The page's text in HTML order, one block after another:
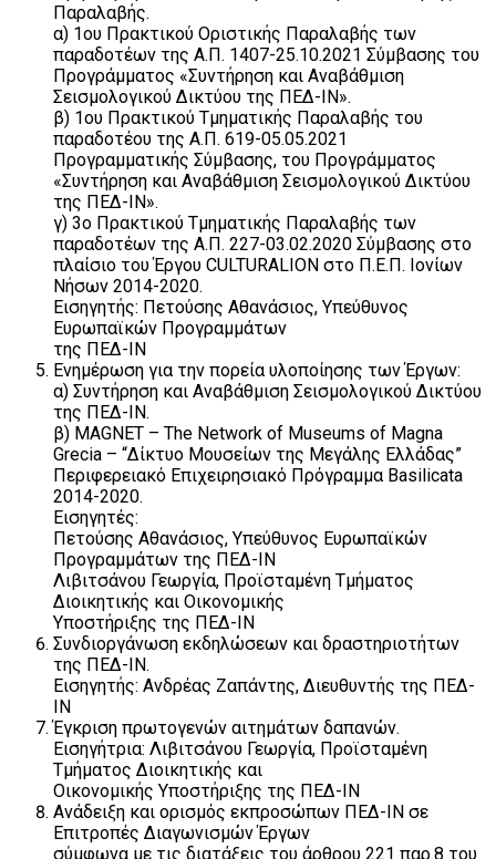
Παραλαβής.
α) 1ου Πρακτικού Οριστικής Παραλαβής των
παραδοτέων της Α.Π. 1407-25.10.2021 Σύμβασης του
Προγράμματος «Συντήρηση και Αναβάθμιση
Σεισμολογικού Δικτύου της ΠΕΔ-ΙΝ».
β) 1ου Πρακτικού Τμηματικής Παραλαβής του
παραδοτέου της Α.Π. 619-05.05.2021
Προγραμματικής Σύμβασης, του Προγράμματος
«Συντήρηση και Αναβάθμιση Σεισμολογικού Δικτύου
της ΠΕΔ-ΙΝ».
γ) 3ο Πρακτικού Τμηματικής Παραλαβής των
παραδοτέων της Α.Π. 227-03.02.2020 Σύμβασης στο
πλαίσιο του Έργου CULTURALION στο Π.Ε.Π. Ιονίων
Νήσων 2014-2020.
Εισηγητής: Πετούσης Αθανάσιος, Υπεύθυνος
Ευρωπαϊκών Προγραμμάτων
της ΠΕΔ-ΙΝ
Ενημέρωση για την πορεία υλοποίησης των Έργων:
α) Συντήρηση και Αναβάθμιση Σεισμολογικού Δικτύου
της ΠΕΔ-ΙΝ.
β) MAGNET – The Network of Museums of Magna
Grecia – “Δίκτυο Μουσείων της Μεγάλης Ελλάδας”
Περιφερειακό Επιχειρησιακό Πρόγραμμα Basilicata
2014-2020.
Εισηγητές:
Πετούσης Αθανάσιος, Υπεύθυνος Ευρωπαϊκών
Προγραμμάτων της ΠΕΔ-ΙΝ
Λιβιτσάνου Γεωργία, Προϊσταμένη Τμήματος
Διοικητικής και Οικονομικής
Υποστήριξης της ΠΕΔ-ΙΝ
Συνδιοργάνωση εκδηλώσεων και δραστηριοτήτων
της ΠΕΔ-ΙΝ.
Εισηγητής: Ανδρέας Ζαπάντης, Διευθυντής της ΠΕΔ-
ΙΝ
Έγκριση πρωτογενών αιτημάτων δαπανών.
Εισηγήτρια: Λιβιτσάνου Γεωργία, Προϊσταμένη
Τμήματος Διοικητικής και
Οικονομικής Υποστήριξης της ΠΕΔ-ΙΝ
Ανάδειξη και ορισμός εκπροσώπων ΠΕΔ-ΙΝ σε
Επιτροπές Διαγωνισμών Έργων
σύμφωνα με τις διατάξεις του άρθρου 221 παρ.8 του